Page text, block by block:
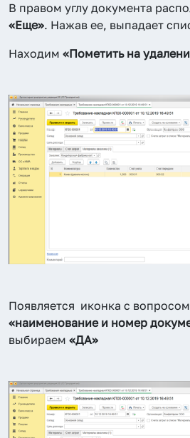
В правом углу документа
«Еще». Нажав ее, выпадает
Находим «Пометить на
Появляется иконка с вопросом
«наименование и номер
выбираем «ДА»